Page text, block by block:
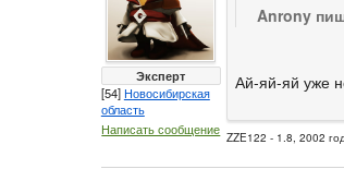
Эксперт
[54]Новосибирская
область
Написать сообщение
Anrony
Ай-яй-яй уже
ZZE122 - 1.8, 2002